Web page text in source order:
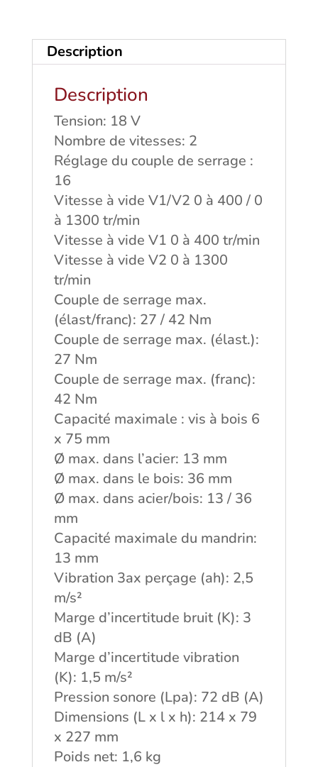
Description
Description
Tension: 18 V
Nombre de vitesses: 2
Réglage du couple de serrage :
16
Vitesse à vide V1/V2 0 à 400 / 0
à 1300 tr/min
Vitesse à vide V1 0 à 400 tr/min
Vitesse à vide V2 0 à 1300
tr/min
Couple de serrage max.
(élast/franc): 27 / 42 Nm
Couple de serrage max. (élast.):
27 Nm
Couple de serrage max. (franc):
42 Nm
Capacité maximale : vis à bois 6
x 75 mm
Ø max. dans l’acier: 13 mm
Ø max. dans le bois: 36 mm
Ø max. dans acier/bois: 13 / 36
mm
Capacité maximale du mandrin:
13 mm
Vibration 3ax perçage (ah): 2,5
m/s²
Marge d’incertitude bruit (K): 3
dB (A)
Marge d’incertitude vibration
(K): 1,5 m/s²
Pression sonore (Lpa): 72 dB (A)
Dimensions (L x l x h): 214 x 79
x 227 mm
Poids net: 1,6 kg